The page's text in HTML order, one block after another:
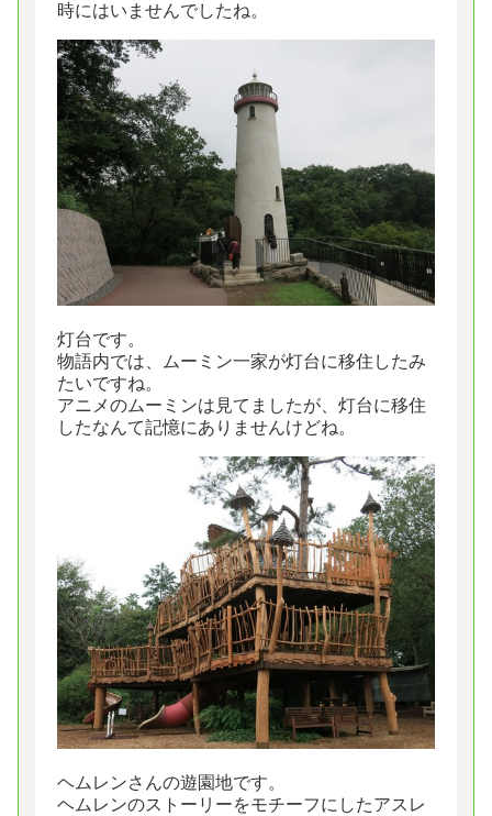
時にはいませんでしたね。
灯台です。
物語内では、ムーミン一家が灯台に移住したみ
たいですね。
アニメのムーミンは見てましたが、灯台に移住
したなんて記憶にありませんけどね。
ヘムレンさんの遊園地です。
ヘムレンのストーリーをモチーフにしたアスレ